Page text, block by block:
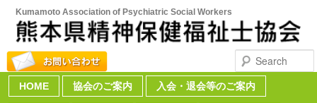
Kumamoto Association of Psychiatric Social Workers
Search
Main menu
Skip to primary content
Skip to secondary content
HOME 協会のご案内 入会・退会等のご案内